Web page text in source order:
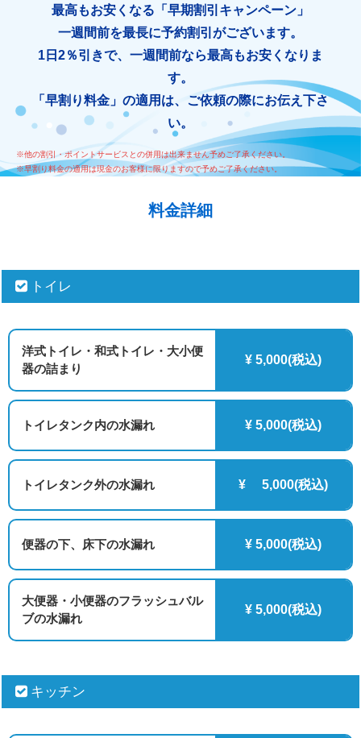
最高もお安くなる「早期割引キャンペーン」
一週間前を最長に予約割引がございます。
1日2％引きで、一週間前なら最高もお安くなりま
す。
「早割り料金」の適用は、ご依頼の際にお伝え下さ
い。
※他の割引・ポイントサービスとの併用は出来ません予めご了承ください。
※早割り料金の適用は現金のお客様に限りますので予めご了承ください。
料金詳細
トイレ
洋式トイレ・和式トイレ・大小便
器の詰まり
¥ 5,000(税込)
トイレタンク内の水漏れ ¥ 5,000(税込)
トイレタンク外の水漏れ ¥ 5,000(税込)
便器の下、床下の水漏れ ¥ 5,000(税込)
大便器・小便器のフラッシュバル
ブの水漏れ
¥ 5,000(税込)
キッチン